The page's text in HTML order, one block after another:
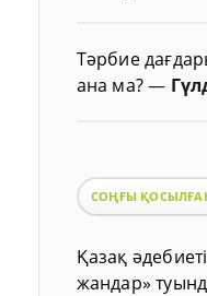
Тәрбие
ана ма?—
СОҢҒЫ
Қазақ
жандар»